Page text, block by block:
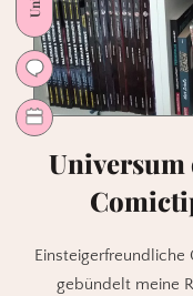
Universum
Einsteigerfreundliche
gebündelt meine